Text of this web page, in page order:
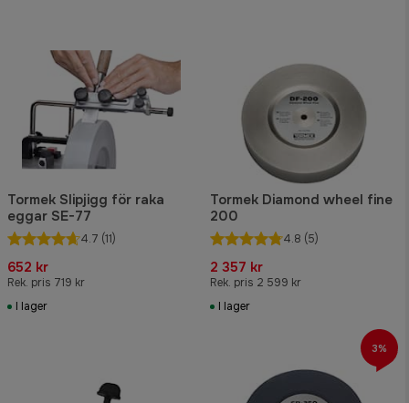
Tormek Slipjigg för raka
eggar SE-77
4.7 (11)
652 kr
Rek. pris 719 kr
I lager
Tormek Diamond wheel fine
200
4.8 (5)
2 357 kr
Rek. pris 2 599 kr
I lager
3%